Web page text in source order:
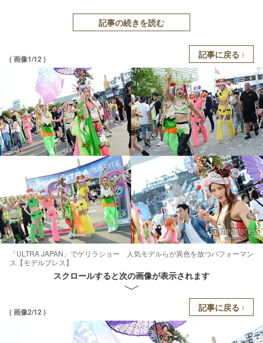
記事の続きを読む
( 画像1/12 ) 記事に戻る
「ULTRA JAPAN」でゲリラショー 人気モデルらが異色を放つパフォーマン
ス【モデルプレス】
スクロールすると次の画像が表示されます
( 画像2/12 ) 記事に戻る